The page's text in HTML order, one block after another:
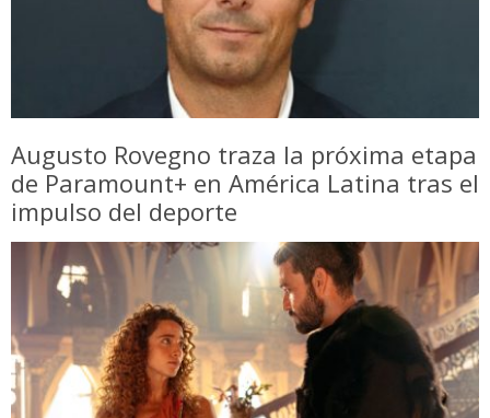
Augusto Rovegno traza la próxima etapa
de Paramount+ en América Latina tras el
impulso del deporte